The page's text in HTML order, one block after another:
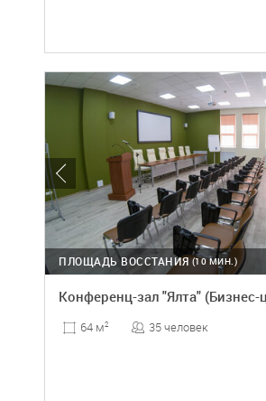
(10 МИН.)
ПЛОЩАДЬ ВОССТАНИЯ
Конференц-зал "Ялта" (Бизнес-
64 м2 35 человек